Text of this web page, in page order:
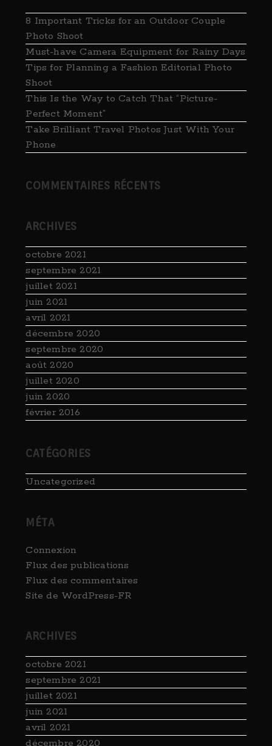
8 Important Tricks for an Outdoor Couple
Photo Shoot
Must-have Camera Equipment for Rainy Days
Tips for Planning a Fashion Editorial Photo
Shoot
This Is the Way to Catch That “Picture-
Perfect Moment”
Take ​Brilliant Travel Photos Just With Your
Phone
COMMENTAIRES RÉCENTS
ARCHIVES
octobre 2021
septembre 2021
juillet 2021
juin 2021
avril 2021
décembre 2020
septembre 2020
août 2020
juillet 2020
juin 2020
février 2016
CATÉGORIES
Uncategorized
MÉTA
Connexion
Flux des publications
Flux des commentaires
Site de WordPress-FR
ARCHIVES
octobre 2021
septembre 2021
juillet 2021
juin 2021
avril 2021
décembre 2020